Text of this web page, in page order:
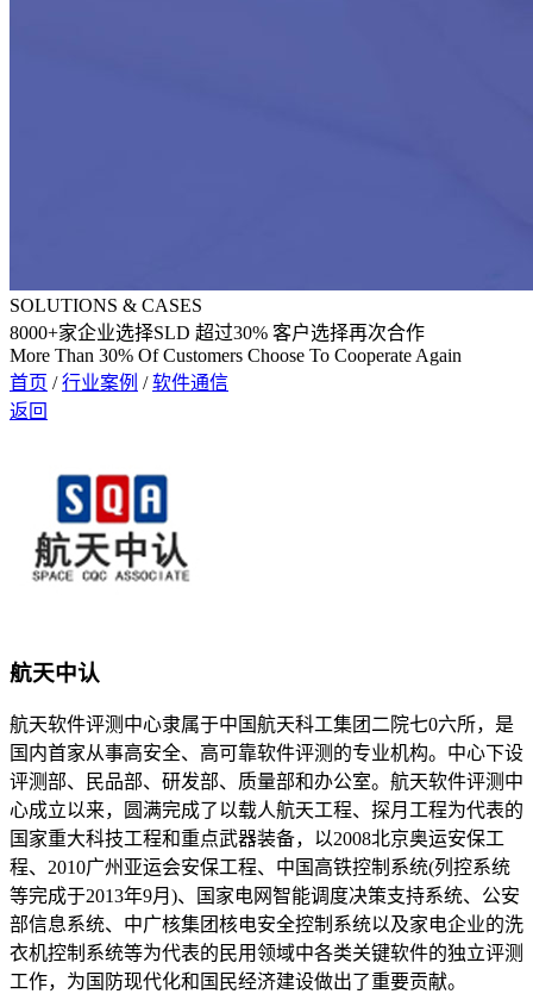
SOLUTIONS & CASES
8000+家企业选择SLD 超过30% 客户选择再次合作
More Than 30% Of Customers Choose To Cooperate Again
首页 /行业案例 /软件通信
返回
航天中认
航天软件评测中心隶属于中国航天科工集团二院七0六所，是
国内首家从事高安全、高可靠软件评测的专业机构。中心下设
评测部、民品部、研发部、质量部和办公室。航天软件评测中
心成立以来，圆满完成了以载人航天工程、探月工程为代表的
国家重大科技工程和重点武器装备，以2008北京奥运安保工
程、2010广州亚运会安保工程、中国高铁控制系统(列控系统
等完成于2013年9月)、国家电网智能调度决策支持系统、公安
部信息系统、中广核集团核电安全控制系统以及家电企业的洗
衣机控制系统等为代表的民用领域中各类关键软件的独立评测
工作，为国防现代化和国民经济建设做出了重要贡献。